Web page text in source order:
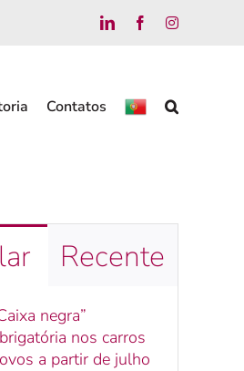
LinkedInFacebook
Contatos
Recente
negra”
nos carros
a partir de julho